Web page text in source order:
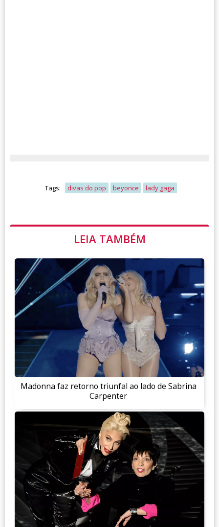
Tags: divas do pop beyonce lady gaga
LEIA TAMBÉM
Madonna faz retorno triunfal ao lado de Sabrina
Carpenter